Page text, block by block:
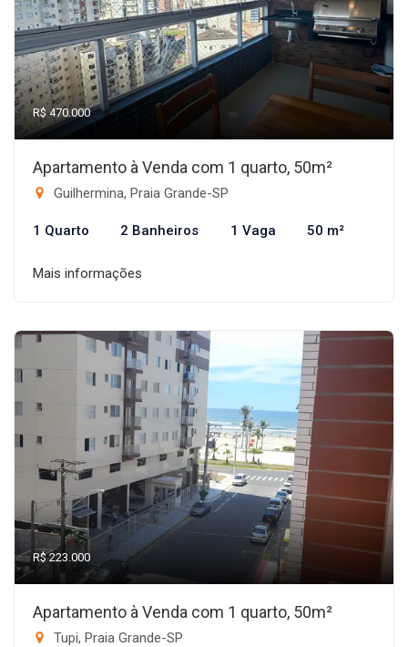
R$ 470.000
Apartamento à Venda com 1 quarto, 50m²
Guilhermina, Praia Grande-SP
1 Quarto 2 Banheiros 1 Vaga 50 m²
Mais informações
R$ 223.000
Apartamento à Venda com 1 quarto, 50m²
Tupi, Praia Grande-SP